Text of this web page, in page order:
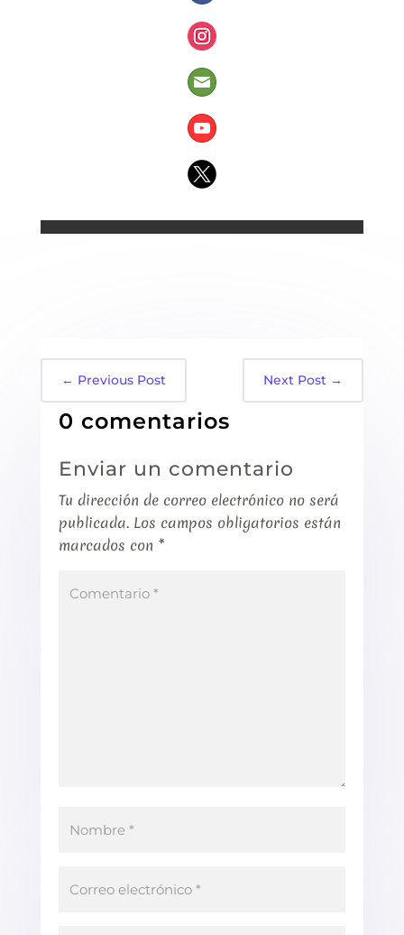
← Previous Post Next Post →
0 comentarios
Enviar un comentario
Tu dirección de correo electrónico no será
publicada. Los campos obligatorios están
marcados con *